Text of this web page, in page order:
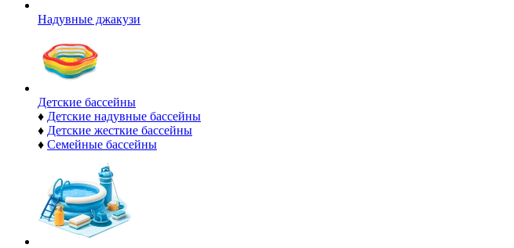
Надувные джакузи
Детские бассейны
♦ Детские надувные бассейны
♦ Детские жесткие бассейны
♦ Семейные бассейны